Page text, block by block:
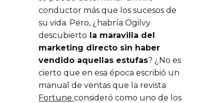
conductor más que los sucesos de
su vida. Pero, ¿habría Ogilvy
descubierto la maravilla del
marketing directo sin haber
vendido aquellas estufas? ¿No es
cierto que en esa época escribió un
manual de ventas que la revista
Fortuneconsideró como uno de los